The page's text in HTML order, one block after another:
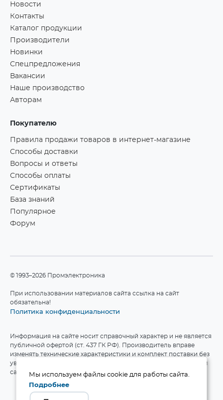
Новости
Контакты
Каталог продукции
Производители
Новинки
Спецпредложения
Вакансии
Наше производство
Авторам
Покупателю
Правила продажи товаров в интернет-магазине
Способы доставки
Вопросы и ответы
Способы оплаты
Сертификаты
База знаний
Популярное
Форум
©1993–2026 Промэлектроника
При использовании материалов сайта ссылка на сайт
обязательна!
Политика конфиденциальности
Информация на сайте носит справочный характер и не является
публичной офертой (ст. 437 ГК РФ). Производитель вправе
изменять технические характеристики и комплект поставки без
уведомления. Актуальные данные приведены на официальном
сайте производителя.
Мы используем файлы cookie для работы сайта.
Подробнее